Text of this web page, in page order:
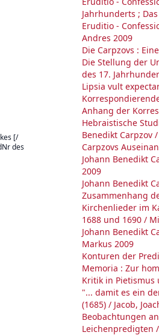
[/
des
Jahrhunderts ;
Eruditio -
Andres 2009
Die Carpzovs :
Die Stellung der
des 17.
Lipsia vult
Anhang der
Hebraistische
Benedikt Carpzov
Carpzovs
Johann Benedikt
2009
Johann Benedikt
Zusammenhang
Kirchenlieder im
1688 und 1690 /
Johann Benedikt
Markus 2009
Konturen der
Memoria : Zur
Kritik in Pietismus
"... damit es ein
(1685) / Jacob,
Beobachtungen
Leichenpredigten